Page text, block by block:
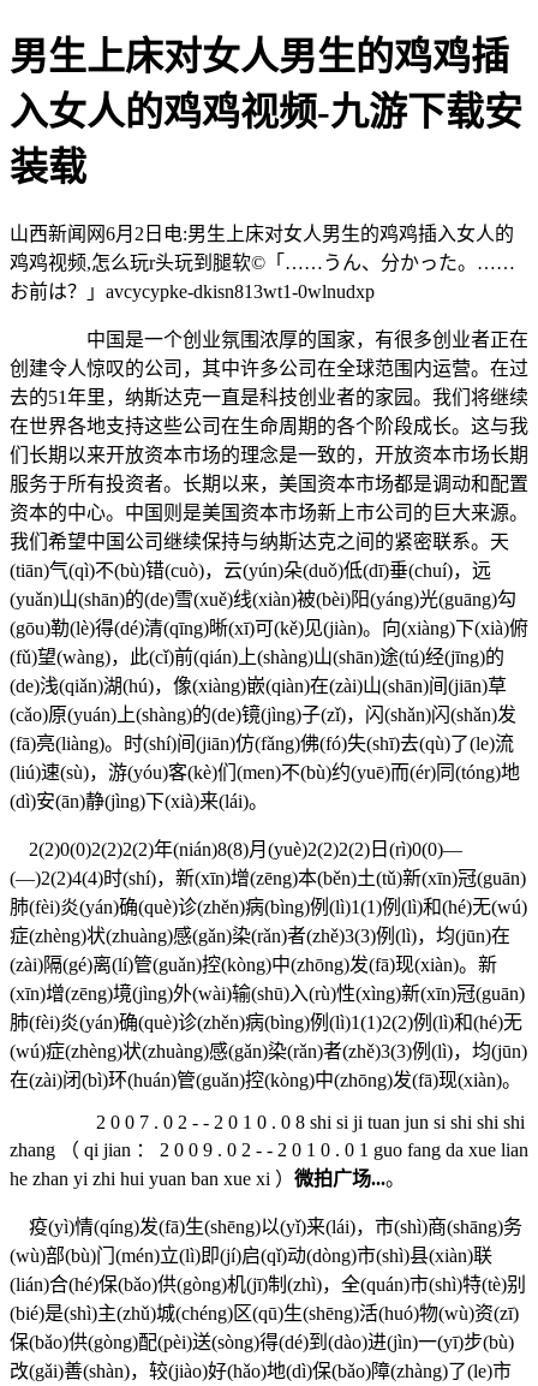
男生上床对女人男生的鸡鸡插
入女人的鸡鸡视频-九游下载安
装载
山西新闻网6月2日电:男生上床对女人男生的鸡鸡插入女人的
鸡鸡视频,怎么玩r头玩到腿软©「……うん、分かった。……
お前は？」avcycypke-dkisn813wt1-0wlnudxp
中国是一个创业氛围浓厚的国家，有很多创业者正在
创建令人惊叹的公司，其中许多公司在全球范围内运营。在过
去的51年里，纳斯达克一直是科技创业者的家园。我们将继续
在世界各地支持这些公司在生命周期的各个阶段成长。这与我
们长期以来开放资本市场的理念是一致的，开放资本市场长期
服务于所有投资者。长期以来，美国资本市场都是调动和配置
资本的中心。中国则是美国资本市场新上市公司的巨大来源。
我们希望中国公司继续保持与纳斯达克之间的紧密联系。天
(tiān)气(qì)不(bù)错(cuò)，云(yún)朵(duǒ)低(dī)垂(chuí)，远
(yuǎn)山(shān)的(de)雪(xuě)线(xiàn)被(bèi)阳(yáng)光(guāng)勾
(gōu)勒(lè)得(dé)清(qīng)晰(xī)可(kě)见(jiàn)。向(xiàng)下(xià)俯
(fǔ)望(wàng)，此(cǐ)前(qián)上(shàng)山(shān)途(tú)经(jīng)的
(de)浅(qiǎn)湖(hú)，像(xiàng)嵌(qiàn)在(zài)山(shān)间(jiān)草
(cǎo)原(yuán)上(shàng)的(de)镜(jìng)子(zǐ)，闪(shǎn)闪(shǎn)发
(fā)亮(liàng)。时(shí)间(jiān)仿(fǎng)佛(fó)失(shī)去(qù)了(le)流
(liú)速(sù)，游(yóu)客(kè)们(men)不(bù)约(yuē)而(ér)同(tóng)地
(dì)安(ān)静(jìng)下(xià)来(lái)。
2(2)0(0)2(2)2(2)年(nián)8(8)月(yuè)2(2)2(2)日(rì)0(0)—
(—)2(2)4(4)时(shí)，新(xīn)增(zēng)本(běn)土(tǔ)新(xīn)冠(guān)
肺(fèi)炎(yán)确(què)诊(zhěn)病(bìng)例(lì)1(1)例(lì)和(hé)无(wú)
症(zhèng)状(zhuàng)感(gǎn)染(rǎn)者(zhě)3(3)例(lì)，均(jūn)在
(zài)隔(gé)离(lí)管(guǎn)控(kòng)中(zhōng)发(fā)现(xiàn)。新
(xīn)增(zēng)境(jìng)外(wài)输(shū)入(rù)性(xìng)新(xīn)冠(guān)
肺(fèi)炎(yán)确(què)诊(zhěn)病(bìng)例(lì)1(1)2(2)例(lì)和(hé)无
(wú)症(zhèng)状(zhuàng)感(gǎn)染(rǎn)者(zhě)3(3)例(lì)，均(jūn)
在(zài)闭(bì)环(huán)管(guǎn)控(kòng)中(zhōng)发(fā)现(xiàn)。
2 0 0 7 . 0 2 - - 2 0 1 0 . 0 8 shi si ji tuan jun si shi shi shi
zhang （ qi jian ： 2 0 0 9 . 0 2 - - 2 0 1 0 . 0 1 guo fang da xue lian
he zhan yi zhi hui yuan ban xue xi ） 微拍广场...。
疫(yì)情(qíng)发(fā)生(shēng)以(yǐ)来(lái)，市(shì)商(shāng)务
(wù)部(bù)门(mén)立(lì)即(jí)启(qǐ)动(dòng)市(shì)县(xiàn)联
(lián)合(hé)保(bǎo)供(gòng)机(jī)制(zhì)，全(quán)市(shì)特(tè)别
(bié)是(shì)主(zhǔ)城(chéng)区(qū)生(shēng)活(huó)物(wù)资(zī)
保(bǎo)供(gòng)配(pèi)送(sòng)得(dé)到(dào)进(jìn)一(yī)步(bù)
改(gǎi)善(shàn)，较(jiào)好(hǎo)地(dì)保(bǎo)障(zhàng)了(le)市